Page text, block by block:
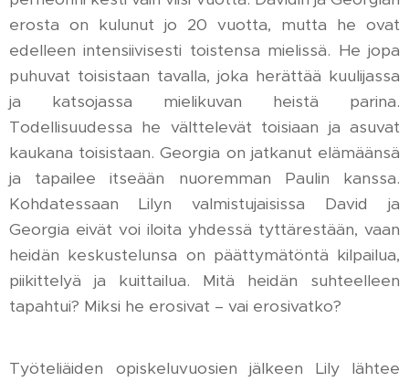
erosta on kulunut jo 20 vuotta, mutta he ovat
edelleen intensiivisesti toistensa mielissä. He jopa
puhuvat toisistaan tavalla, joka herättää kuulijassa
ja katsojassa mielikuvan heistä parina.
Todellisuudessa he välttelevät toisiaan ja asuvat
kaukana toisistaan. Georgia on jatkanut elämäänsä
ja tapailee itseään nuoremman Paulin kanssa.
Kohdatessaan Lilyn valmistujaisissa David ja
Georgia eivät voi iloita yhdessä tyttärestään, vaan
heidän keskustelunsa on päättymätöntä kilpailua,
piikittelyä ja kuittailua. Mitä heidän suhteelleen
tapahtui? Miksi he erosivat – vai erosivatko?
Työteliäiden opiskeluvuosien jälkeen Lily lähtee